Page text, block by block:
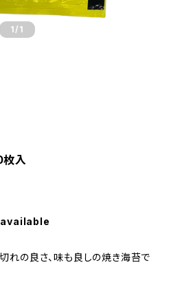
1 /1
枚入
れの良さ、味も良しの焼き海苔で